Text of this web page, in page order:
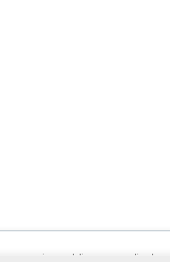
experience, deliver personalized